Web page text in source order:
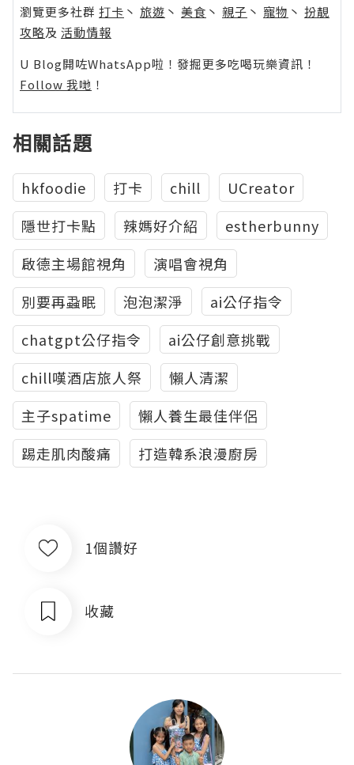
瀏覽更多社群 打卡 丶 旅遊 丶 美食 丶 親子 丶 寵物 丶 扮靚
攻略及 活動情報
U Blog開咗WhatsApp啦！發掘更多吃喝玩樂資訊！
Follow 我哋 ！
相關話題
hkfoodie 打卡 chill
UCreator
隱世打卡點
辣媽好介紹
estherbunny
啟德主場館視角
演唱會視角
別要再蝨眠
泡泡潔淨
ai公仔指令
chatgpt公仔指令
ai公仔創意挑戰
chill嘆酒店旅人祭
懶人清潔
主子spatime
懶人養生最佳伴侶
踢走肌肉酸痛
打造韓系浪漫廚房
1個讚好
收藏